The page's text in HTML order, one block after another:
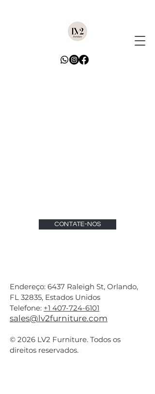
CONTATE-NOS
Endereço: 6437 Raleigh St, Orlando,
FL 32835, Estados Unidos
Telefone: +1 407-724-6101
sales@lv2furniture.com
© 2026 LV2 Furniture. Todos os
direitos reservados.